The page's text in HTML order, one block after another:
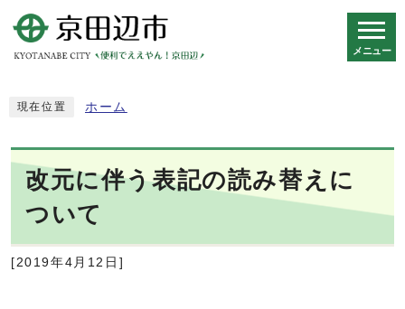
メニュー
現在位置 ホーム
改元に伴う表記の読み替えに
ついて
[2019年4月12日]